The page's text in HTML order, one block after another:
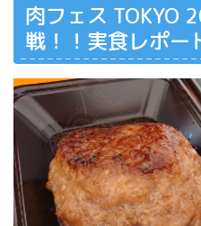
肉フェス TOKYO
戦！！実食レポー